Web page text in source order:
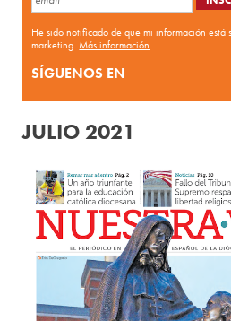
He sido notificado de que mi información está
marketing.Más información
SÍGUENOS EN
JULIO 2021